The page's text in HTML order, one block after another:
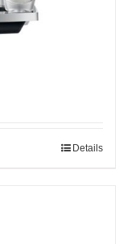
Details